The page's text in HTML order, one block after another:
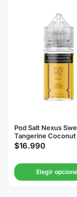
Pod Salt Nexus
Tangerine
$16.990
Elegir